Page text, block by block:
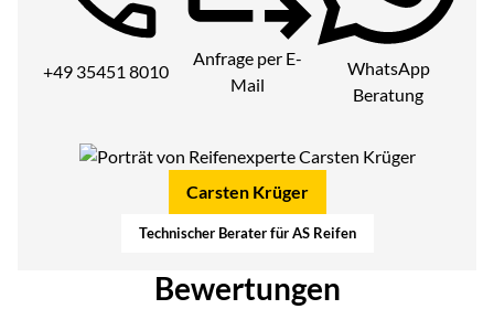
Telefon:
+49 35451 8010
Anfrage per E-
Mail
WhatsApp
Beratung
Carsten Krüger
Technischer Berater für AS Reifen
Bewertungen